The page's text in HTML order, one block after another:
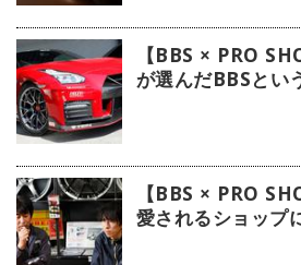
【BBS × PRO
が選んだBBSとい
【BBS × PRO
愛されるショップ